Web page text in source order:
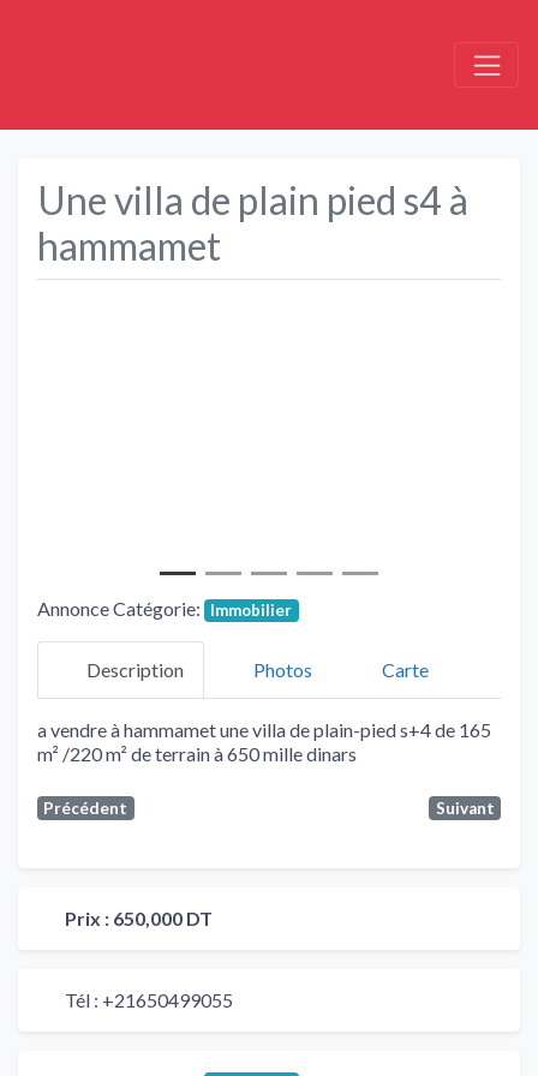
Une villa de plain pied s4 à
hammamet
Annonce Catégorie: Immobilier
Description Photos Carte
a vendre à hammamet une villa de plain-pied s+4 de 165
m² /220 m² de terrain à 650 mille dinars
Précédent Suivant
Prix : 650,000 DT
Tél : +21650499055